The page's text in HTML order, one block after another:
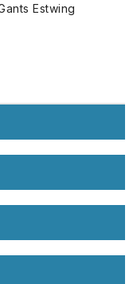
Estwing